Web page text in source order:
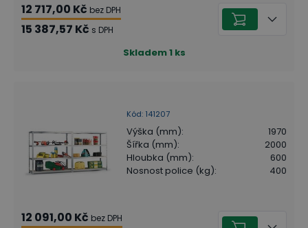
12 717,00 Kč bez DPH
15 387,57 Kč s DPH
Skladem1 ks
Kód: 141207
Výška (mm):
1970
Šířka (mm):
2000
Hloubka (mm):
600
Nosnost police (kg): 400
12 091,00 Kč bez DPH